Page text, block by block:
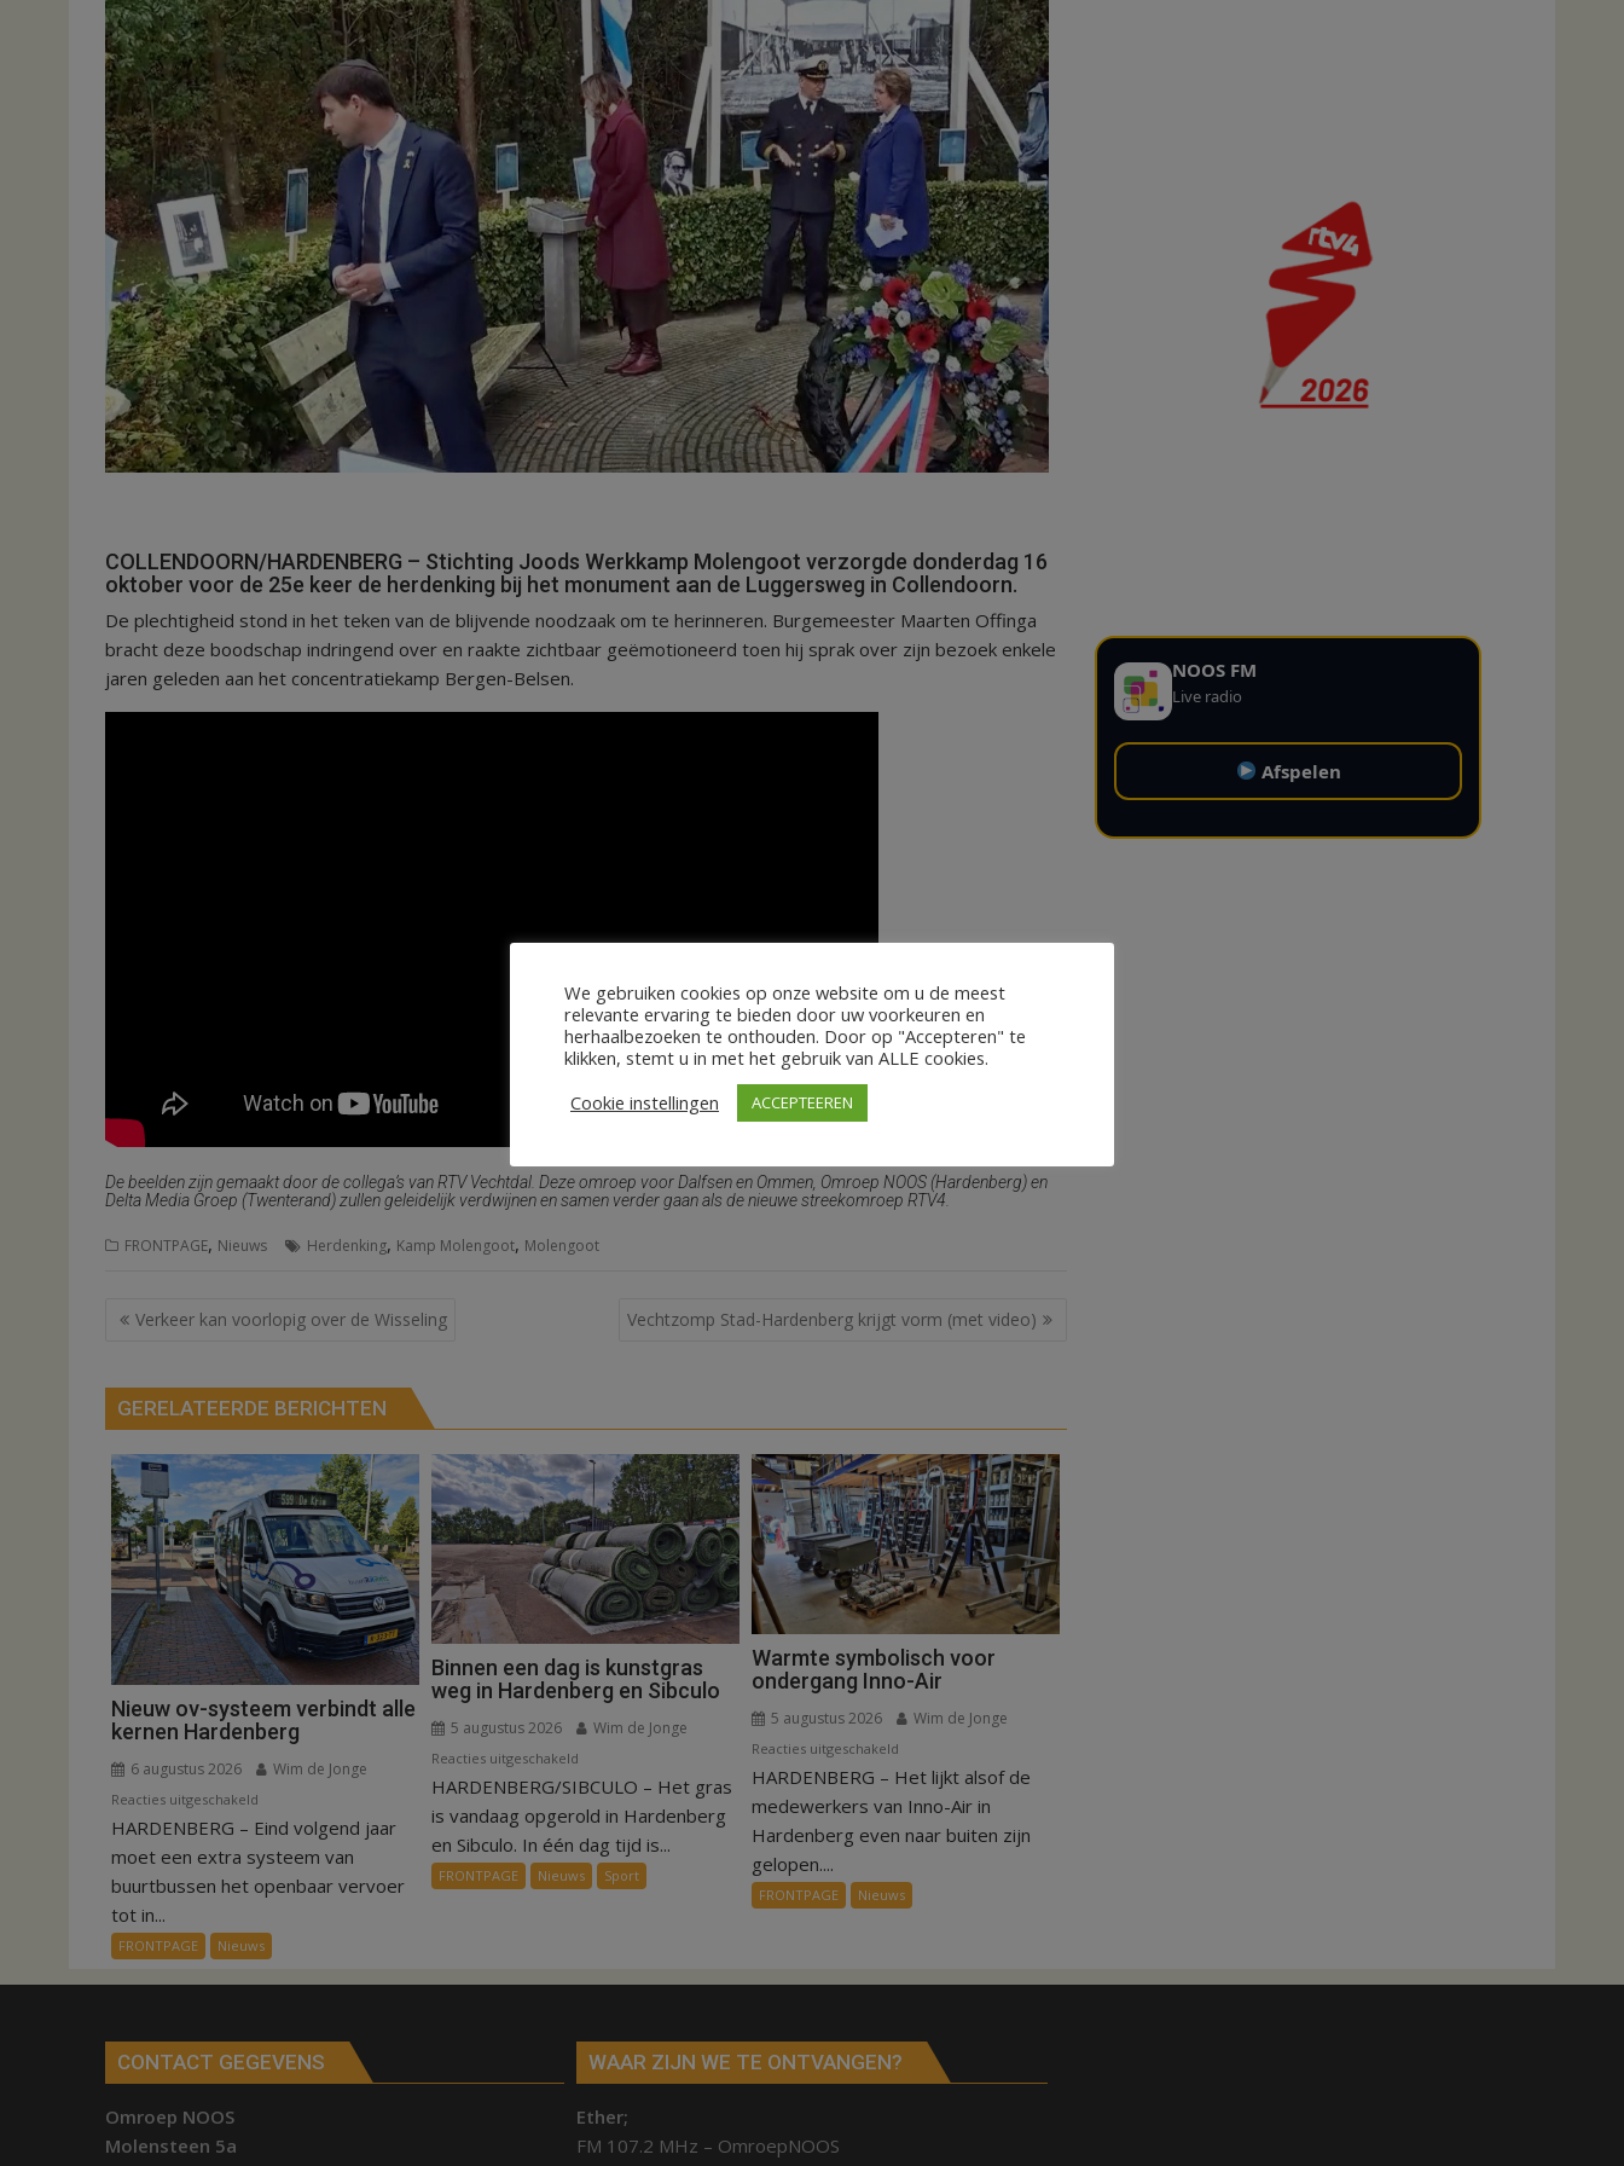
COLLENDOORN/HARDENBERG – Stichting Joods Werkkamp Molengoot verzorgde donderdag 16
oktober voor de 25e keer de herdenking bij het monument aan de Luggersweg in Collendoorn.
De plechtigheid stond in het teken van de blijvende noodzaak om te herinneren. Burgemeester Maarten Offinga
bracht deze boodschap indringend over en raakte zichtbaar geëmotioneerd toen hij sprak over zijn bezoek enkele
jaren geleden aan het concentratiekamp Bergen-Belsen.
De beelden zijn gemaakt door de collega’s van RTV Vechtdal. Deze omroep voor Dalfsen en Ommen, Omroep NOOS (Hardenberg) en
Delta Media Groep (Twenterand) zullen geleidelijk verdwijnen en samen verder gaan als de nieuwe streekomroep RTV4.
FRONTPAGE, Nieuws Herdenking, Kamp Molengoot, Molengoot
Bericht
Verkeer kan voorlopig over de Wisseling Vechtzomp Stad-Hardenberg krijgt vorm (met video)
GERELATEERDE BERICHTEN
Nieuw ov-systeem verbindt alle
kernen Hardenberg
6 augustus 2026 Wim de Jonge
Reacties uitgeschakeld
Nieuw
ov-
systeem
alle
kernen
Hardenberg
HARDENBERG – Eind volgend jaar
moet een extra systeem van
buurtbussen het openbaar vervoer
tot in...
FRONTPAGE Nieuws
Binnen een dag is kunstgras
weg in Hardenberg en Sibculo
5 augustus 2026 Wim de Jonge
Reacties uitgeschakeld
Binnen
een
dag
is
kunstgras
HARDENBERG/SIBCULO – Het gras
is vandaag opgerold in Hardenberg
en Sibculo. In één dag tijd is...
FRONTPAGE Nieuws Sport
Warmte symbolisch voor
ondergang Inno-Air
5 augustus 2026 Wim de Jonge
Reacties uitgeschakeld
Warmte
symbolisch
Inno-
Air
HARDENBERG – Het lijkt alsof de
medewerkers van Inno-Air in
Hardenberg even naar buiten zijn
gelopen....
FRONTPAGE Nieuws
NOOS FM
Live radio
Afspelen
CONTACT GEGEVENS
Omroep NOOS
Molensteen 5a
WAAR ZIJN WE TE ONTVANGEN?
Ether;
FM 107.2 MHz – OmroepNOOS
We gebruiken cookies op onze website om u de meest
relevante ervaring te bieden door uw voorkeuren en
herhaalbezoeken te onthouden. Door op "Accepteren" te
klikken, stemt u in met het gebruik van ALLE cookies.
Cookie instellingen
ACCEPTEEREN